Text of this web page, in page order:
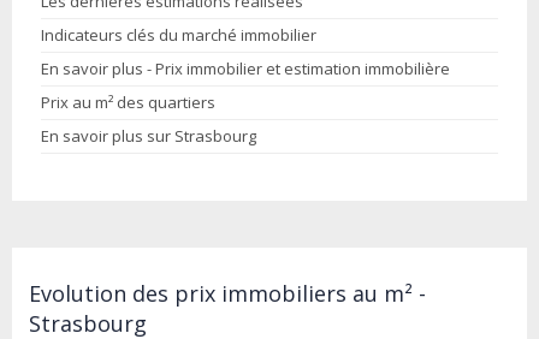
Indicateurs clés du marché immobilier
En savoir plus - Prix immobilier et estimation immobilière
Prix au m² des quartiers
En savoir plus sur Strasbourg
Evolution des prix immobiliers au m² -
Strasbourg